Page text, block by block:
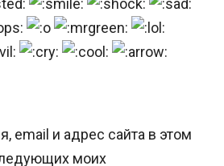
email и адрес сайта в этом
моих